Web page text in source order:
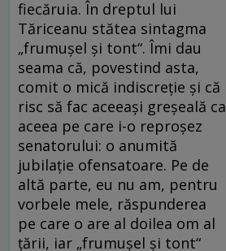
fiecăruia. În dreptul lui
Tăriceanu stătea sintagma
„frumuşel şi tont“. Îmi dau
seama că, povestind asta,
comit o mică indiscreţie şi că
risc să fac aceeaşi greşeală ca
aceea pe care i-o reproşez
senatorului: o anumită
jubilaţie ofensatoare. Pe de
altă parte, eu nu am, pentru
vorbele mele, răspunderea
pe care o are al doilea om al
ţării, iar „frumuşel şi tont“